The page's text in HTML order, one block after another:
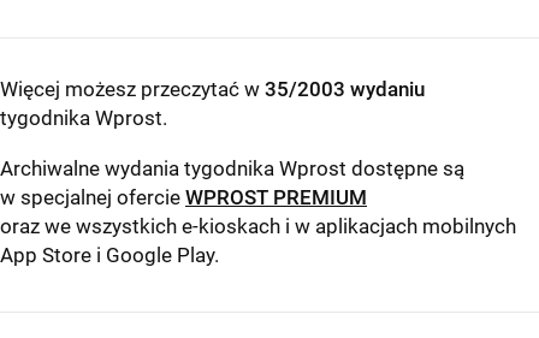
Więcej możesz przeczytać w 35/2003 wydaniu
tygodnika Wprost.
Archiwalne wydania tygodnika Wprost dostępne są
w specjalnej ofercie WPROST PREMIUM
oraz we wszystkich e-kioskach i w aplikacjach mobilnych
App Store i Google Play.